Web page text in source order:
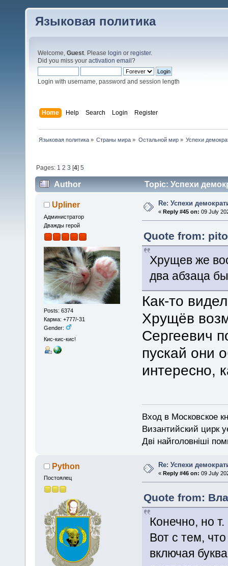
Языковая политика
Welcome, Guest. Please login or register.
Did you miss your activation email ?
Login with username, password and session length
Home Help Search Login Register
Языковая политика» Страны мира » Остальной мир» Успехи
Pages: 1 2 3 [4]5
Author Topic: Успехи
Upliner
Администратор
Дважды герой
Posts: 6374
Карма: +777/-31
Gender:
Кис-кис-кис!
Re: Успехи
«Reply #45 on: 09 July
Quote from:
Хрущев же
два абзаца
Как-то
Хрущёв
Сергеевич
пускай они
интересно,
Вход в Московское
Византийский цирк
Дві найголовніші
Python
Постоялец
Re: Успехи
«Reply #46 on: 09 July
Quote from:
Конечно, но
Вот с тем,
включая